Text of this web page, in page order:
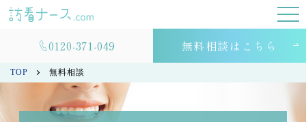
0120-371-049 無料相談はこちら
TOP 無料相談